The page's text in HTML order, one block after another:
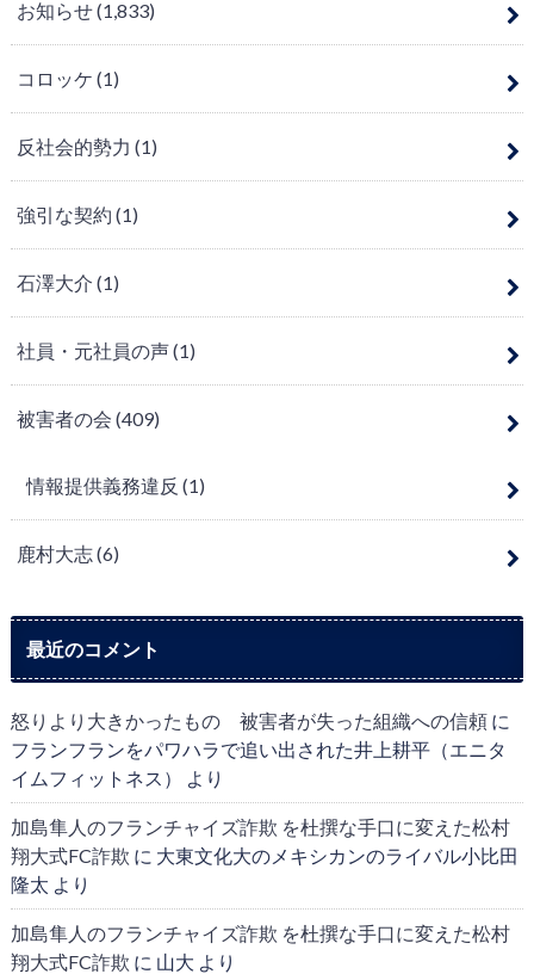
お知らせ(1,833)
コロッケ (1)
反社会的勢力 (1)
強引な契約 (1)
石澤大介 (1)
社員・元社員の声(1)
被害者の会 (409)
情報提供義務違反 (1)
鹿村大志(6)
最近のコメント
怒りより大きかったもの 被害者が失った組織への信頼に
フランフランをパワハラで追い出された井上耕平（エニタ
イムフィットネス）
より
加島隼人のフランチャイズ詐欺 を杜撰な手口に変えた松村
翔大式FC詐欺 に 大東文化大のメキシカンのライバル小比田
隆太 より
加島隼人のフランチャイズ詐欺 を杜撰な手口に変えた松村
翔大式FC詐欺 に 山大 より